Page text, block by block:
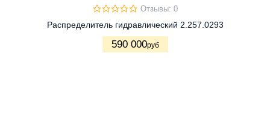
Отзывы: 0
Распределитель гидравлический 2.257.0293
590 000руб